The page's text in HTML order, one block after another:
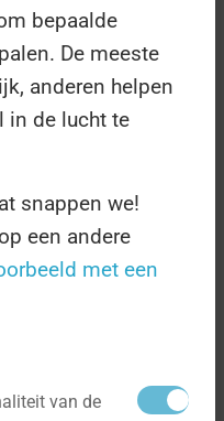
Cultureel
Religie
Probeer het later
om naar de
bepaalde
De meeste
anderen helpen
in de lucht te
snappen we!
een andere
met een
van de